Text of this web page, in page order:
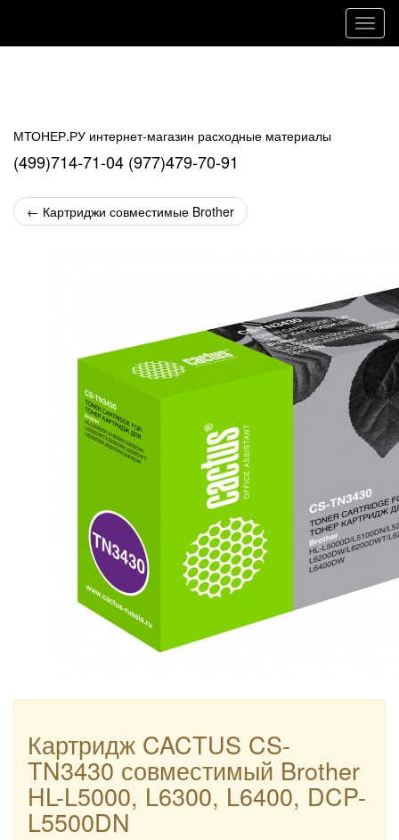
МТОНЕР.РУ интернет-магазин расходные материалы
(499)714-71-04 (977)479-70-91
← Картриджи совместимые Brother
Картридж CACTUS CS-
TN3430 совместимый Brother
HL-L5000, L6300, L6400, DCP-
L5500DN